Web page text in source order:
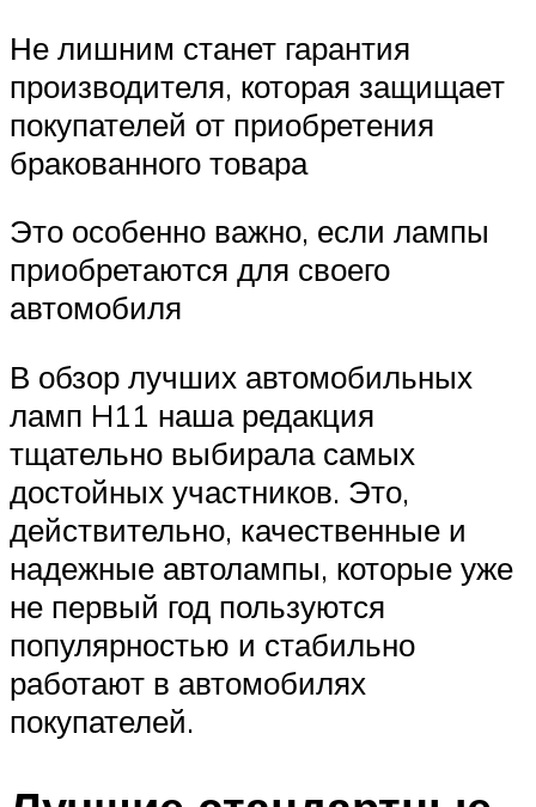
Не лишним станет гарантия
производителя, которая защищает
покупателей от приобретения
бракованного товара
Это особенно важно, если лампы
приобретаются для своего
автомобиля
В обзор лучших автомобильных
ламп H11 наша редакция
тщательно выбирала самых
достойных участников. Это,
действительно, качественные и
надежные автолампы, которые уже
не первый год пользуются
популярностью и стабильно
работают в автомобилях
покупателей.